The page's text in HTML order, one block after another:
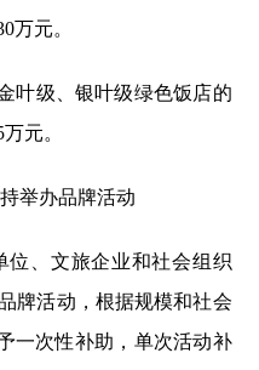
万元。
级、银叶级绿色饭店的
元。
举办品牌活动
、文旅企业和社会组织
牌活动，根据规模和社会
一次性补助，单次活动补